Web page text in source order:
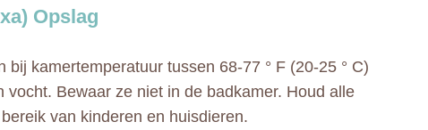
Opslag
bij kamertemperatuur tussen 68-77 ° F (20-25 ° C)
vocht. Bewaar ze niet in de badkamer. Houd alle
van kinderen en huisdieren.